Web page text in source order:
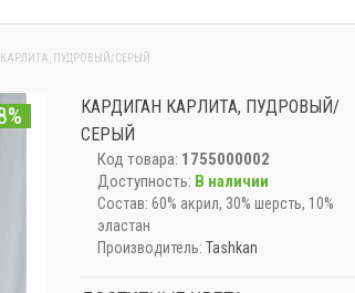
ПУДРОВЫЙ/СЕРЫЙ
КАРДИГАН КАРЛИТА, ПУДРОВЫЙ/
СЕРЫЙ
Код товара: 1755000002
Доступность: В наличии
Состав: 60% акрил, 30% шерсть, 10%
эластан
Производитель: Tashkan